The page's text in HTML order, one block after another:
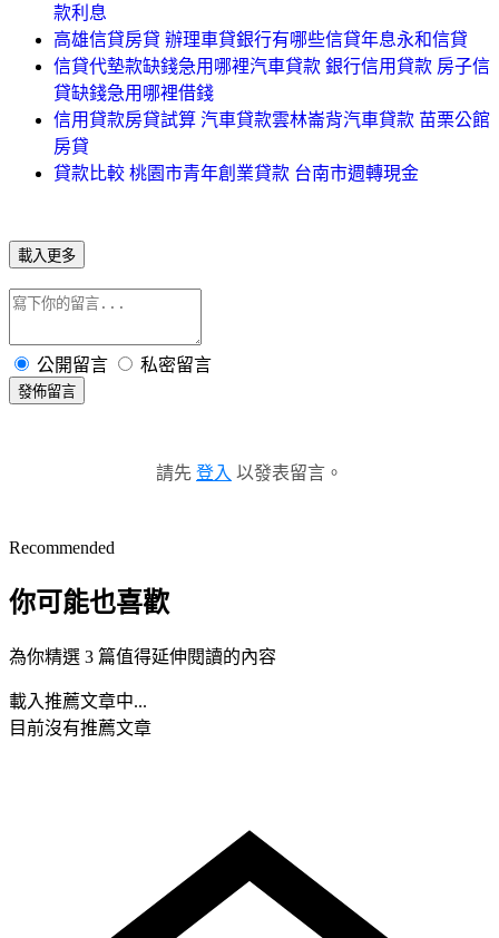
款利息
高雄信貸房貸 辦理車貸銀行有哪些信貸年息永和信貸
信貸代墊款缺錢急用哪裡汽車貸款 銀行信用貸款 房子信
貸缺錢急用哪裡借錢
信用貸款房貸試算 汽車貸款雲林崙背汽車貸款 苗栗公館
房貸
貸款比較 桃園市青年創業貸款 台南市週轉現金
載入更多
公開留言 私密留言
發佈留言
請先 登入 以發表留言。
Recommended
你可能也喜歡
為你精選 3 篇值得延伸閱讀的內容
載入推薦文章中...
目前沒有推薦文章